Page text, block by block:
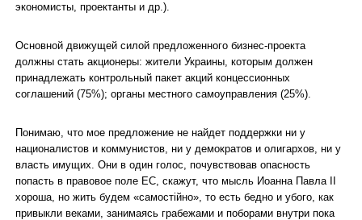
экономисты, проектанты и др.).
Основной движущей силой предложенного бизнес-проекта
должны стать акционеры: жители Украины, которым должен
принадлежать контрольный пакет акций концессионных
соглашений (75%); органы местного самоуправления (25%).
Понимаю, что мое предложение не найдет поддержки ни у
националистов и коммунистов, ни у демократов и олигархов, ни у
власть имущих. Они в один голос, почувствовав опасность
попасть в правовое поле ЕС, скажут, что мысль Иоанна Павла II
хороша, но жить будем «самостійно», то есть бедно и убого, как
привыкли веками, занимаясь грабежами и поборами внутри пока